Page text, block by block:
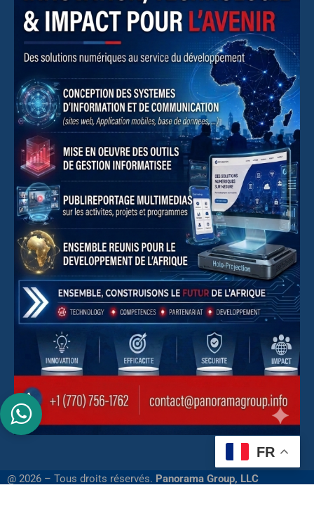
@ 2026 – Tous droits réservés. Panorama Group, LLC
FR